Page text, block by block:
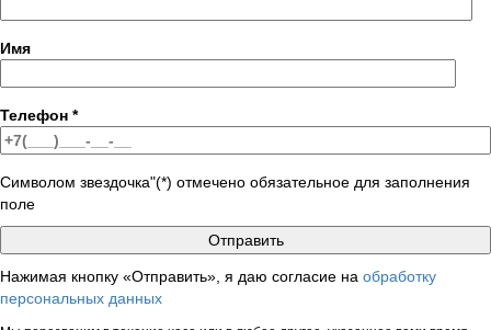
Имя
Телефон *
Символом звездочка"(*) отмечено обязательное для заполнения
поле
Нажимая кнопку «Отправить», я даю согласие на обработку
персональных данных